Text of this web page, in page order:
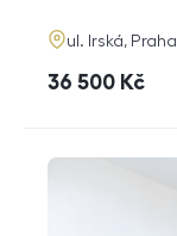
adresa
ul. Irská, Praha
cena
36 500 Kč